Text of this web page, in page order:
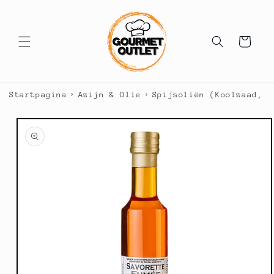
Winkelwagen
Startpagina › Azijn & Olie › Spijsoliën (Koolzaad,